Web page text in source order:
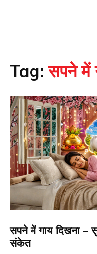
Tag:सपने में
सपने में गाय दिखना –
संकेत